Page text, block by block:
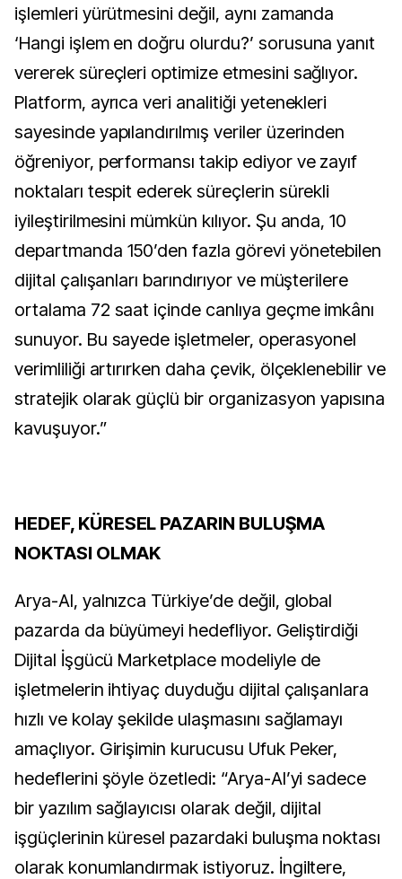
işlemleri yürütmesini değil, aynı zamanda
‘Hangi işlem en doğru olurdu?’ sorusuna yanıt
vererek süreçleri optimize etmesini sağlıyor.
Platform, ayrıca veri analitiği yetenekleri
sayesinde yapılandırılmış veriler üzerinden
öğreniyor, performansı takip ediyor ve zayıf
noktaları tespit ederek süreçlerin sürekli
iyileştirilmesini mümkün kılıyor. Şu anda, 10
departmanda 150’den fazla görevi yönetebilen
dijital çalışanları barındırıyor ve müşterilere
ortalama 72 saat içinde canlıya geçme imkânı
sunuyor. Bu sayede işletmeler, operasyonel
verimliliği artırırken daha çevik, ölçeklenebilir ve
stratejik olarak güçlü bir organizasyon yapısına
kavuşuyor.”
HEDEF, KÜRESEL PAZARIN BULUŞMA
NOKTASI OLMAK
Arya-AI, yalnızca Türkiye’de değil, global
pazarda da büyümeyi hedefliyor. Geliştirdiği
Dijital İşgücü Marketplace modeliyle de
işletmelerin ihtiyaç duyduğu dijital çalışanlara
hızlı ve kolay şekilde ulaşmasını sağlamayı
amaçlıyor. Girişimin kurucusu Ufuk Peker,
hedeflerini şöyle özetledi: “Arya-AI’yi sadece
bir yazılım sağlayıcısı olarak değil, dijital
işgüçlerinin küresel pazardaki buluşma noktası
olarak konumlandırmak istiyoruz. İngiltere,